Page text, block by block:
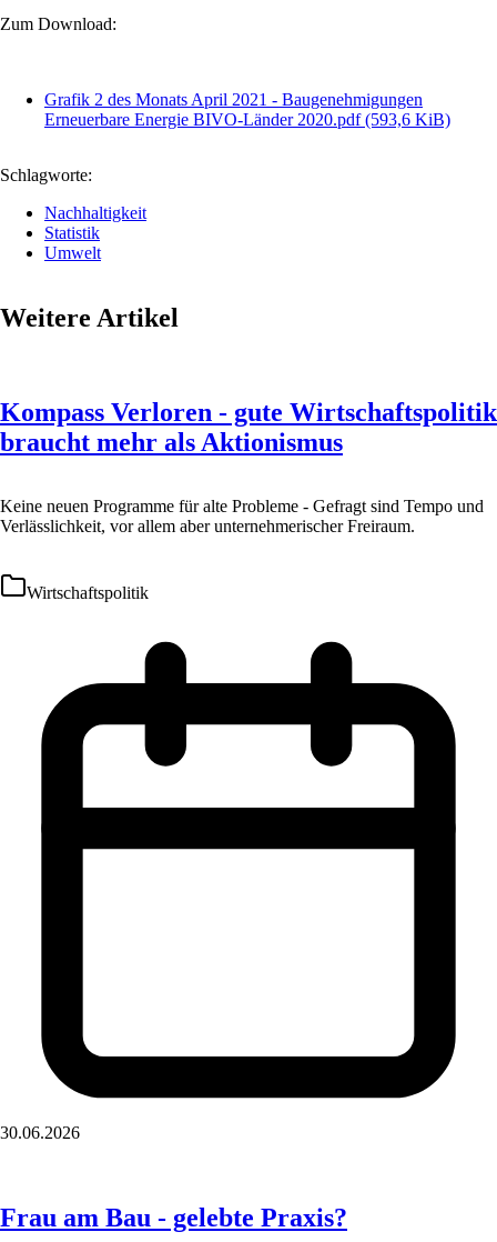
Zum Download:
Grafik 2 des Monats April 2021 - Baugenehmigungen
Erneuerbare Energie BIVO-Länder 2020.pdf(593,6 KiB)
Schlagworte:
Nachhaltigkeit
Statistik
Umwelt
Weitere Artikel
Kompass Verloren - gute Wirtschaftspolitik
braucht mehr als Aktionismus
Keine neuen Programme für alte Probleme - Gefragt sind Tempo und
Verlässlichkeit, vor allem aber unternehmerischer Freiraum.
Wirtschaftspolitik
30.06.2026
Frau am Bau - gelebte Praxis?